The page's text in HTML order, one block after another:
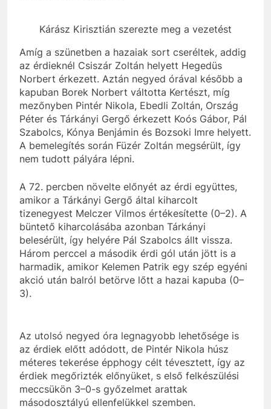
Kárász Kirisztián szerezte meg a vezetést
Amíg a szünetben a hazaiak sort cseréltek, addig
az érdieknél Csiszár Zoltán helyett Hegedüs
Norbert érkezett. Aztán negyed órával később a
kapuban Borek Norbert váltotta Kertészt, míg
mezőnyben Pintér Nikola, Ebedli Zoltán, Ország
Péter és Tárkányi Gergő érkezett Koós Gábor, Pál
Szabolcs, Kónya Benjámin és Bozsoki Imre helyett.
A bemelegítés során Füzér Zoltán megsérült, így
nem tudott pályára lépni.
A 72. percben növelte előnyét az érdi együttes,
amikor a Tárkányi Gergő által kiharcolt
tizenegyest Melczer Vilmos értékesítette (0–2). A
büntető kiharcolásába azonban Tárkányi
belesérült, így helyére Pál Szabolcs állt vissza.
Három perccel a második érdi gól után jött is a
harmadik, amikor Kelemen Patrik egy szép egyéni
akció után balról betörve lőtt a hazai kapuba (0–
3).
Az utolsó negyed óra legnagyobb lehetősége is
az érdiek előtt adódott, de Pintér Nikola húsz
méteres tekerése épphogy célt tévesztett, így az
érdiek megőrizték előnyüket, s első felkészülési
meccsükön 3–0-s győzelmet arattak
másodosztályú ellenfelükkel szemben.